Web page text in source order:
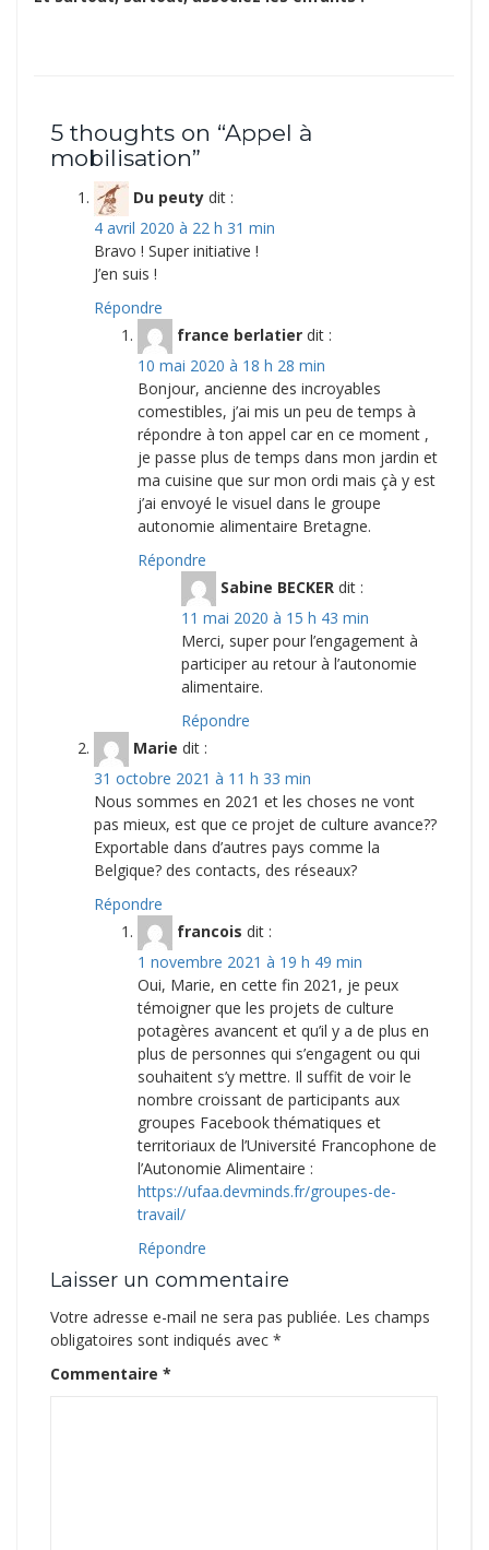
5 thoughts on “Appel à
mobilisation”
Du peuty dit :
4 avril 2020 à 22 h 31 min
Bravo ! Super initiative !
J’en suis !
Répondre
france berlatier dit :
10 mai 2020 à 18 h 28 min
Bonjour, ancienne des incroyables
comestibles, j’ai mis un peu de temps à
répondre à ton appel car en ce moment ,
je passe plus de temps dans mon jardin et
ma cuisine que sur mon ordi mais çà y est
j’ai envoyé le visuel dans le groupe
autonomie alimentaire Bretagne.
Répondre
Sabine BECKER dit :
11 mai 2020 à 15 h 43 min
Merci, super pour l’engagement à
participer au retour à l’autonomie
alimentaire.
Répondre
Marie dit :
31 octobre 2021 à 11 h 33 min
Nous sommes en 2021 et les choses ne vont
pas mieux, est que ce projet de culture avance??
Exportable dans d’autres pays comme la
Belgique? des contacts, des réseaux?
Répondre
francois dit :
1 novembre 2021 à 19 h 49 min
Oui, Marie, en cette fin 2021, je peux
témoigner que les projets de culture
potagères avancent et qu’il y a de plus en
plus de personnes qui s’engagent ou qui
souhaitent s’y mettre. Il suffit de voir le
nombre croissant de participants aux
groupes Facebook thématiques et
territoriaux de l’Université Francophone de
l’Autonomie Alimentaire :
https://ufaa.devminds.fr/groupes-de-
travail/
Répondre
Laisser un commentaire
Votre adresse e-mail ne sera pas publiée. Les champs
obligatoires sont indiqués avec *
Commentaire *